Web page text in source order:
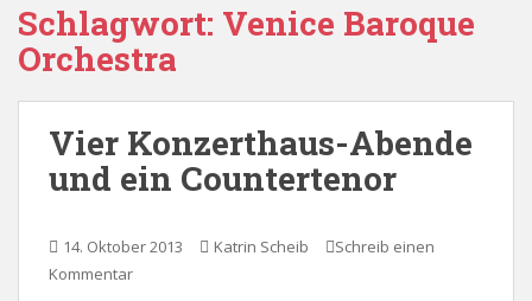
Schlagwort: Venice Baroque
Orchestra
Vier Konzerthaus-Abende
und ein Countertenor
14. Oktober 2013 Katrin Scheib
Schreib einen
Kommentar